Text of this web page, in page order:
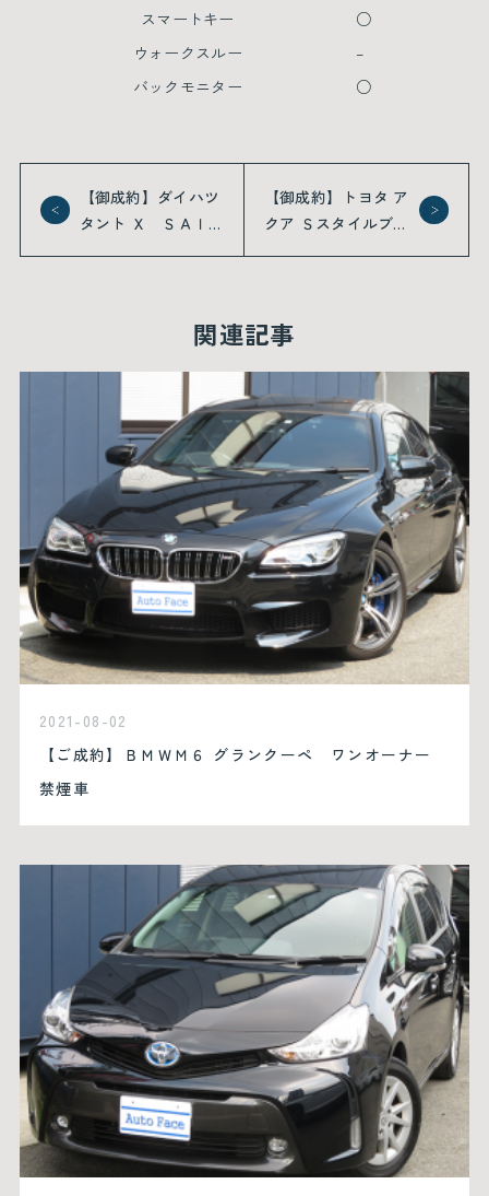
スマートキー
○
ウォークスルー
–
バックモニター
○
【御成約】ダイハツ
タント Ｘ ＳＡＩ
【御成約】トヨタ ア
クア Ｓスタイルブラ
関連記事
2021-08-02
【ご成約】ＢＭＷＭ６ グランクーペ ワンオーナー
禁煙車